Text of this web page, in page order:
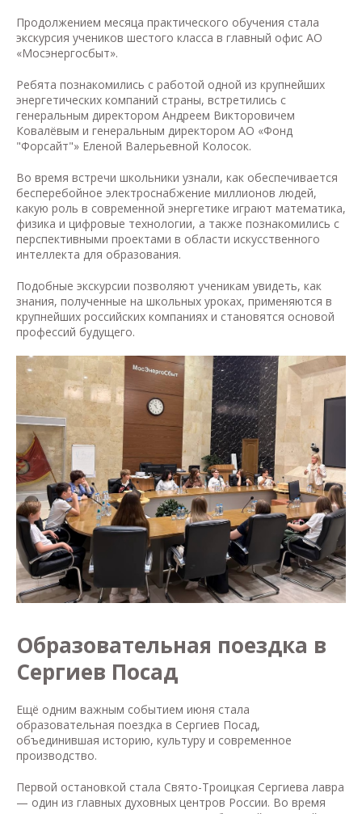
Продолжением месяца практического обучения стала
экскурсия учеников шестого класса в главный офис АО
«Мосэнергосбыт».
Ребята познакомились с работой одной из крупнейших
энергетических компаний страны, встретились с
генеральным директором Андреем Викторовичем
Ковалёвым и генеральным директором АО «Фонд
"Форсайт"» Еленой Валерьевной Колосок.
Во время встречи школьники узнали, как обеспечивается
бесперебойное электроснабжение миллионов людей,
какую роль в современной энергетике играют математика,
физика и цифровые технологии, а также познакомились с
перспективными проектами в области искусственного
интеллекта для образования.
Подобные экскурсии позволяют ученикам увидеть, как
знания, полученные на школьных уроках, применяются в
крупнейших российских компаниях и становятся основой
профессий будущего.
Образовательная поездка в
Сергиев Посад
Ещё одним важным событием июня стала
образовательная поездка в Сергиев Посад,
объединившая историю, культуру и современное
производство.
Первой остановкой стала Свято-Троицкая Сергиева лавра
— один из главных духовных центров России. Во время